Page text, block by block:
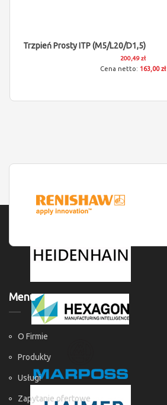
Trzpień Prosty ITP (M5/L20/D1,5)
200,49 zł
163,00 zł
Menu
O Firmie
Produkty
Usługi
Zapytanie ofertowe